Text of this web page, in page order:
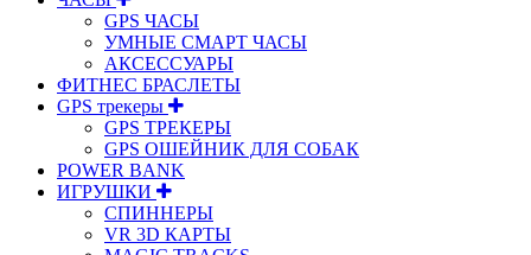
GPS ЧАСЫ
УМНЫЕ СМАРТ ЧАСЫ
АКСЕССУАРЫ
ФИТНЕС БРАСЛЕТЫ
GPS трекеры
GPS ТРЕКЕРЫ
GPS ОШЕЙНИК ДЛЯ СОБАК
POWER BANK
ИГРУШКИ
СПИННЕРЫ
VR 3D КАРТЫ